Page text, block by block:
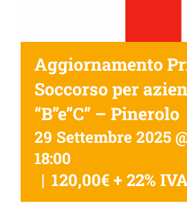
Aggiornamento
Soccorso per
“B”e”C” – Pinerolo
29 Settembre 2025
18:00
| 120,00€ + 22%